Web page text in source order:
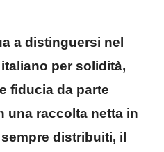
a distinguersi nel
per solidità,
fiducia da parte
una raccolta netta in
distribuiti, il